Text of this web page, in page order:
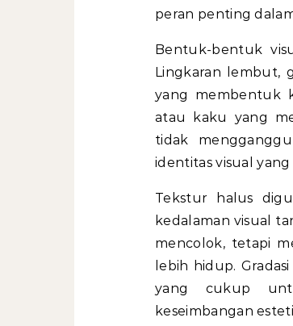
peran penting
Bentuk-bentuk
Lingkaran lembut,
yang membentuk
atau kaku yang
tidak
identitas visual
Tekstur halus
kedalaman visual
mencolok, tetapi
lebih hidup.
yang cukup
keseimbangan